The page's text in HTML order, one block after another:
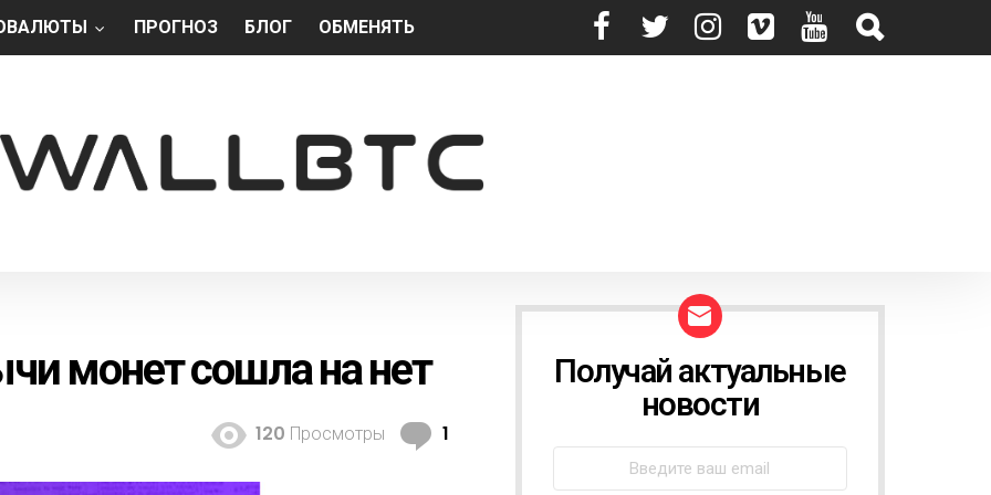
ПРОГНОЗ БЛОГ ОБМЕНЯТЬ
монет сошла на нет
120 Просмотры 1
N
E
E
Получай актуальные
новости